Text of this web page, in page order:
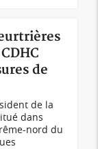
de
de la
dans
nord du